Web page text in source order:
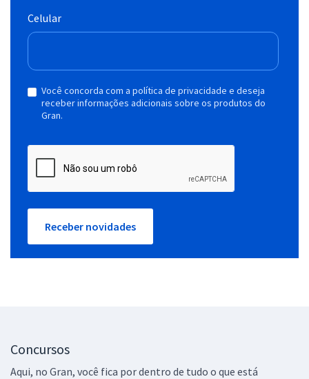
Celular
Você concorda com a política de privacidade e deseja
receber informações adicionais sobre os produtos do
Gran.
Receber novidades
Concursos
Aqui, no Gran, você fica por dentro de tudo o que está